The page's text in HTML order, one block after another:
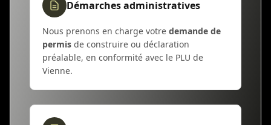
Démarches administratives
Nous prenons en charge votre demande de
permis de construire ou déclaration
préalable, en conformité avec le PLU de
Vienne.